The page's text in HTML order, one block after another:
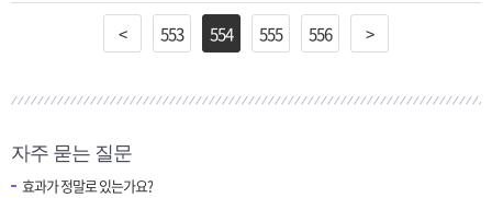
< 553 554 555 556 >
자주 묻는 질문
효과가 정말로 있는가요?